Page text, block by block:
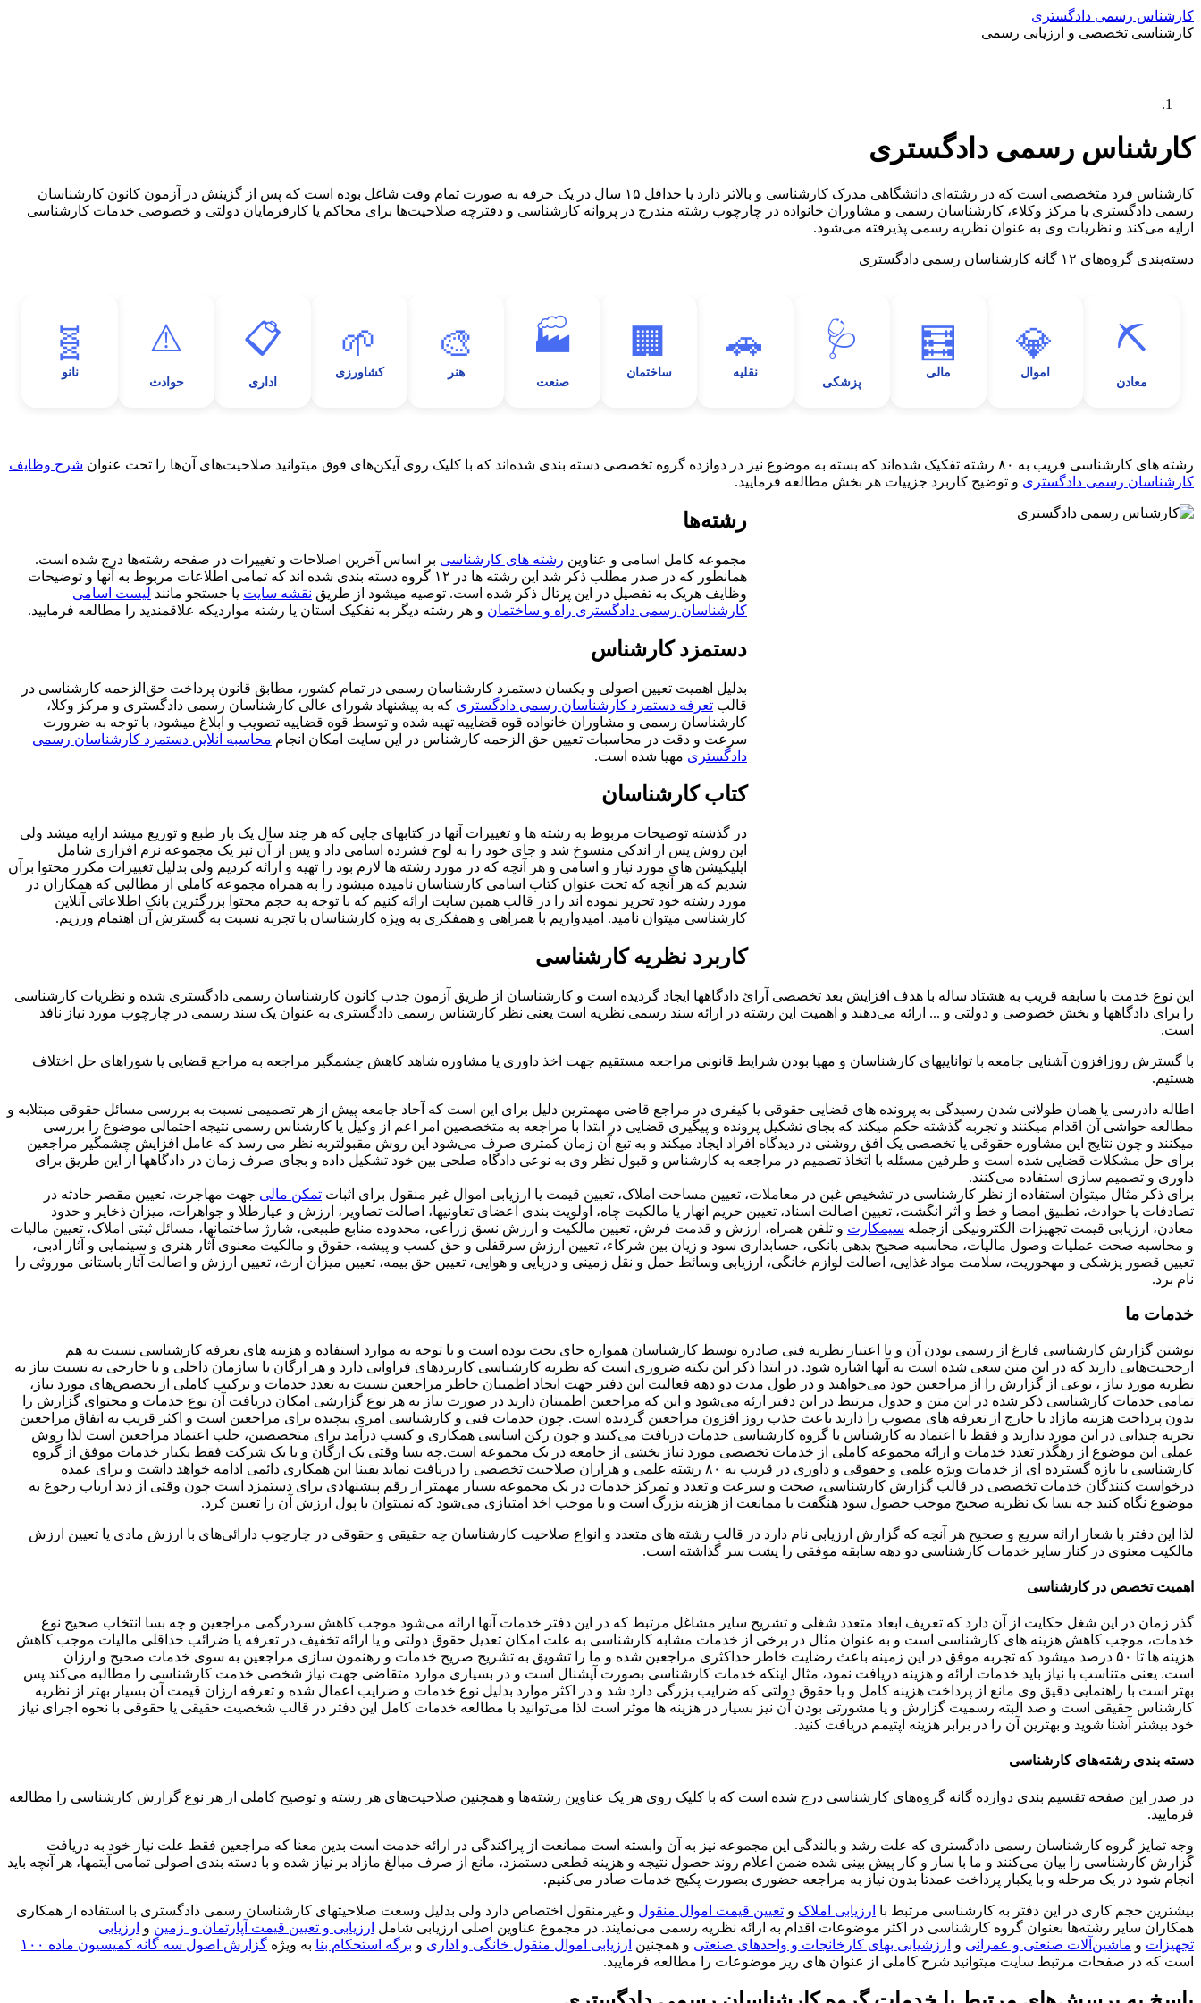
کارشناس رسمی دادگستری
کارشناسی تخصصی و ارزیابی رسمی
کارشناس رسمی دادگستری
کارشناس فرد متخصصی است که در رشته‌ای دانشگاهی مدرک کارشناسی و بالاتر دارد یا حداقل ۱۵ سال در یک حرفه به صورت تمام وقت شاغل بوده است که پس از گزینش در آزمون کانون کارشناسان
رسمی دادگستری یا مرکز وکلاء، کارشناسان رسمی و مشاوران خانواده در چارچوب رشته مندرج در پروانه کارشناسی و دفترچه صلاحیت‌ها برای محاکم یا کارفرمایان دولتی و خصوصی خدمات کارشناسی
ارایه می‌کند و نظریات وی به عنوان نظریه رسمی پذیرفته می‌شود.
دسته‌بندی گروه‌های ۱۲ گانه کارشناسان رسمی دادگستری
⛏️
معادن
💎
اموال
🧮
مالی
🩺
پزشکی
🚗
نقلیه
🏢
ساختمان
🏭
صنعت
🎨
هنر
🌱
کشاورزی
📋
اداری
⚠️
حوادث
🧬
نانو
رشته های کارشناسی قریب به ۸۰ رشته تفکیک شده‌اند که بسته به موضوع نیز در دوازده گروه تخصصی دسته بندی شده‌اند که با کلیک روی آیکن‌های فوق میتوانید صلاحیت‌های آن‌ها را تحت عنوان
شرح وظایف
کارشناسان رسمی دادگستری و توضیح کاربرد جزییات هر بخش‌ مطالعه فرمایید.
رشته‌ها
مجموعه کامل اسامی و عناوین رشته های کارشناسی بر اساس آخرین اصلاحات و تغییرات در صفحه رشته‌ها درج شده است.
همانطور که در صدر مطلب ذکر شد این رشته ها در ۱۲ گروه دسته بندی شده اند که تمامی اطلاعات مربوط به آنها و توضیحات
وظایف هریک به تفصیل در این پرتال ذکر شده است. توصیه میشود از طریق نقشه سایت یا جستجو مانند لیست اسامی
کارشناسان رسمی دادگستری راه و ساختمان و هر رشته دیگر به تفکیک استان یا رشته مواردیکه علاقمندید را مطالعه فرمایید.
دستمزد کارشناس
بدلیل اهمیت تعیین اصولی و یکسان دستمزد کارشناسان رسمی در تمام کشور، مطابق قانون پرداخت حق‌الزحمه کارشناسی در
قالب تعرفه دستمزد کارشناسان رسمی دادگستری که به پیشنهاد شورای عالی کارشناسان رسمی دادگستری و مرکز وکلا،
کارشناسان رسمی و مشاوران خانواده قوه قضاییه تهیه شده و توسط قوه قضاییه تصویب و ابلاغ میشود، با توجه به ضرورت
سرعت و دقت در محاسبات تعیین حق الزحمه کارشناس در این سایت امکان انجام محاسبه آنلاین دستمزد کارشناسان رسمی
دادگستری مهیا شده است.
کتاب کارشناسان
در گذشته توضیحات مربوط به رشته ها و تغییرات آنها در کتابهای چاپی که هر چند سال یک بار طبع و توزیع میشد اراپه میشد ولی
این روش پس از اندکی منسوخ شد و جای خود را به لوح فشرده اسامی داد و پس از آن نیز یک مجموعه نرم افزاری شامل
اپلیکیشن های مورد نیاز و اسامی و هر آنچه که در مورد رشته ها لازم بود را تهیه و ارائه کردیم ولی بدلیل تغییرات مکرر محتوا برآن
شدیم که هر آنچه که تحت عنوان کتاب اسامی کارشناسان نامیده میشود را به همراه مجموعه کاملی از مطالبی که همکاران در
مورد رشته خود تحریر نموده اند را در قالب همین سایت ارائه کنیم که با توجه به حجم محتوا بزرگترین بانک اطلاعاتی آنلاین
کارشناسی میتوان نامید. امیدواریم با همراهی و همفکری به ویژه کارشناسان با تجربه نسبت به گسترش آن اهتمام ورزیم.
کاربرد نظریه کارشناسی
این نوع خدمت با سابقه قریب به هشتاد ساله با هدف افزایش بعد تخصصی آرائ دادگاهها ایجاد گردیده است و کارشناسان از طریق آزمون جذب کانون کارشناسان رسمی دادگستری شده و نظریات کارشناسی
را برای دادگاهها و بخش خصوصی و دولتی و ... ارائه می‌دهند و اهمیت این رشته در ارائه سند رسمی نظریه است یعنی نظر کارشناس رسمی دادگستری به عنوان یک سند رسمی در چارچوب مورد نیاز نافذ
است.
با گسترش روزافزون آشنایی جامعه با تواناییهای کارشناسان و مهیا بودن شرایط قانونی مراجعه مستقیم جهت اخذ داوری یا مشاوره شاهد کاهش چشمگیر مراجعه به مراجع قضایی یا شوراهای حل اختلاف
هستیم.
اطاله دادرسی یا همان طولانی شدن رسیدگی به پرونده های قضایی حقوقی یا کیفری در مراجع قاضی مهمترین دلیل برای این است که آحاد جامعه پیش از هر تصمیمی نسبت به بررسی مسائل حقوقی مبتلابه و
مطالعه حواشی آن اقدام میکنند و تجربه گذشته حکم میکند که بجای تشکیل پرونده و پیگیری قضایی در ابتدا با مراجعه به متخصصین امر اعم از وکیل یا کارشناس رسمی نتیجه احتمالی موضوع را بررسی
میکنند و چون نتایج این مشاوره حقوقی یا تخصصی یک افق روشنی در دیدگاه افراد ایجاد میکند و به تبع آن زمان کمتری صرف می‌شود این روش مقبولتربه نظر می رسد که عامل افزایش چشمگیر مراجعین
برای حل مشکلات قضایی شده است و طرفین مسئله با اتخاذ تصمیم در مراجعه به کارشناس و قبول نظر وی به نوعی دادگاه صلحی بین خود تشکیل داده و بجای صرف زمان در دادگاهها از این طریق برای
داوری و تصمیم سازی استفاده می‌کنند.
برای ذکر مثال میتوان استفاده از نظر کارشناسی در تشخیص غبن در معاملات، تعیین مساحت املاک، تعیین قیمت یا ارزیابی اموال غیر منقول برای اثبات تمکن مالی جهت مهاجرت، تعیین مقصر حادثه در
تصادفات یا حوادث، تطبیق امضا و خط و اثر انگشت، تعیین اصالت اسناد، تعیین حریم انهار یا مالکیت چاه، اولویت بندی اعضای تعاونیها، اصالت تصاویر، ارزش و عیارطلا و جواهرات، میزان ذخایر و حدود
معادن، ارزیابی قیمت تجهیزات الکترونیکی ازجمله سیمکارت و تلفن همراه، ارزش و قدمت فرش، تعیین مالکیت و ارزش نسق زراعی، محدوده منابع طبیعی، شارژ ساختمانها، مسائل ثبتی املاک، تعیین مالیات
و محاسبه صحت عملیات وصول مالیات، محاسبه صحیح بدهی بانکی، حسابداری سود و زیان بین شرکاء، تعیین ارزش سرقفلی و حق کسب و پیشه، حقوق و مالکیت معنوی آثار هنری و سینمایی و آثار ادبی،
تعیین قصور پزشکی و مهجوریت، سلامت مواد غذایی، اصالت لوازم خانگی، ارزیابی وسائط حمل و نقل زمینی و دریایی و هوایی، تعیین حق بیمه، تعیین میزان ارث، تعیین ارزش و اصالت آثار باستانی موروثی را
نام برد.
خدمات ما
نوشتن گزارش کارشناسی فارغ از رسمی بودن آن و یا اعتبار نظریه فنی صادره توسط کارشناسان همواره جای بحث بوده است و با توجه به موارد استفاده و هزینه های تعرفه کارشناسی نسبت به هم
ارجحیت‌هایی دارند که در این متن سعی شده است به آنها اشاره شود. در ابتدا ذکر این نکته ضروری است که نظریه کارشناسی کاربردهای فراوانی دارد و هر ارگان یا سازمان داخلی و یا خارجی به نسبت نیاز به
نظریه مورد نیاز ، نوعی از گزارش را از مراجعین خود می‌خواهند و در طول مدت دو دهه فعالیت این دفتر جهت ایجاد اطمینان خاطر مراجعین نسبت به تعدد خدمات و ترکیب کاملی از تخصص‌های مورد نیاز،
تمامی خدمات کارشناسی ذکر شده در این متن و جدول مرتبط در این دفتر ارئه می‌شود و این که مراجعین اطمینان دارند در صورت نیاز به هر نوع گزارشی امکان دریافت آن نوع خدمات و محتوای گزارش را
بدون پرداخت هزینه مازاد یا خارج از تعرفه های مصوب را دارند باعث جذب روز افزون مراجعین گردیده است. چون خدمات فنی و کارشناسی امری پیچیده برای مراجعین است و اکثر قریب به اتفاق مراجعین
تجربه چندانی در این مورد ندارند و فقط با اعتماد به کارشناس یا گروه کارشناسی خدمات دریافت می‌کنند و چون رکن اساسی همکاری و کسب درآمد برای متخصصین، جلب اعتماد مراجعین است لذا روش
عملی این موضوع از رهگذر تعدد خدمات و ارائه مجموعه کاملی از خدمات تخصصی مورد نیاز بخشی از جامعه در یک مجموعه است.چه بسا وقتی یک ارگان و یا یک شرکت فقط یکبار خدمات موفق از گروه
کارشناسی با بازه گسترده ای از خدمات ویژه علمی و حقوقی و داوری در قریب به ۸۰ رشته علمی و هزاران صلاحیت تخصصی را دریافت نماید یقینا این همکاری دائمی ادامه خواهد داشت و برای عمده
درخواست کنندگان خدمات تخصصی در قالب گزارش کارشناسی، صحت و سرعت و تعدد و تمرکز خدمات در یک مجموعه بسیار مهمتر از رقم پیشنهادی برای دستمزد است چون وقتی از دید ارباب رجوع به
موضوع نگاه کنید چه بسا یک نظریه صحیح موجب حصول سود هنگفت یا ممانعت از هزینه بزرگ است و یا موجب اخذ امتیازی می‌شود که نمیتوان با پول ارزش آن را تعیین کرد.
لذا این دفتر با شعار ارائه سریع و صحیح هر آنچه که گزارش ارزیابی نام دارد در قالب رشته های متعدد و انواع صلاحیت کارشناسان چه حقیقی و حقوقی در چارچوب دارائی‌های با ارزش مادی یا تعیین ارزش
مالکیت معنوی در کنار سایر خدمات کارشناسی دو دهه سابقه موفقی را پشت سر گذاشته است.
اهمیت تخصص در کارشناسی
گذر زمان در این شغل حکایت از آن دارد که تعریف ابعاد متعدد شغلی و تشریح سایر مشاغل مرتبط که در این دفتر خدمات آنها ارائه می‌شود موجب کاهش سردرگمی مراجعین و چه بسا انتخاب صحیح نوع
خدمات، موجب کاهش هزینه های کارشناسی است و به عنوان مثال در برخی از خدمات مشابه کارشناسی به علت امکان تعدیل حقوق دولتی و یا ارائه تخفیف در تعرفه یا ضرائب حداقلی مالیات موجب کاهش
هزینه ها تا ۵۰ درصد میشود که تجربه موفق در این زمینه باعث رضایت خاطر حداکثری مراجعین شده و ما را تشویق به تشریح صریح خدمات و رهنمون سازی مراجعین به سوی خدمات صحیح و ارزان
است. یعنی متناسب با نیاز باید خدمات ارائه و هزینه دریافت نمود، مثال اینکه خدمات کارشناسی بصورت آپشنال است و در بسیاری موارد متقاضی جهت نیاز شخصی خدمت کارشناسی را مطالبه می‌کند پس
بهتر است با راهنمایی دقیق وی مانع از پرداخت هزینه کامل و یا حقوق دولتی که ضرایب بزرگی دارد شد و در اکثر موارد بدلیل نوع خدمات و ضرایب اعمال شده و تعرفه ارزان قیمت آن بسیار بهتر از نظریه
کارشناس حقیقی است و صد البته رسمیت گزارش و یا مشورتی بودن آن نیز بسیار در هزینه ها موثر است لذا می‌توانید با مطالعه خدمات کامل این دفتر در قالب شخصیت حقیقی یا حقوقی با نحوه اجرای نیاز
خود بیشتر آشنا شوید و بهترین آن را در برابر هزینه اپتیمم دریافت کنید.
دسته بندی رشته‌های کارشناسی
در صدر این صفحه تقسیم بندی دوازده گانه گروه‌های کارشناسی درج شده است که با کلیک روی هر یک عناوین رشته‌ها و همچنین صلاحیت‌های هر رشته و توضیح کاملی از هر نوع گزارش کارشناسی را مطالعه
فرمایید.
وجه تمایز گروه کارشناسان رسمی دادگستری که علت رشد و بالندگی این مجموعه نیز به آن وابسته است ممانعت از پراکندگی در ارائه خدمت است بدین معنا که مراجعین فقط علت نیاز خود به دریافت
گزارش کارشناسی را بیان می‌کنند و ما با ساز و کار پیش بینی شده ضمن اعلام روند حصول نتیجه و هزینه قطعی دستمزد، مانع از صرف مبالغ مازاد بر نیاز شده و با دسته بندی اصولی تمامی آیتمها، هر آنچه باید
انجام شود در یک مرحله و با یکبار پرداخت عمدتا بدون نیاز به مراجعه حضوری بصورت پکیج خدمات صادر می‌کنیم.
بیشترین حجم کاری در این دفتر به کارشناسی مرتبط با ارزیابی املاک و تعیین قیمت اموال منقول و غیرمنقول اختصاص دارد ولی بدلیل وسعت صلاحیتهای کارشناسان رسمی دادگستری با استفاده از همکاری
همکاران سایر رشته‌ها بعنوان گروه کارشناسی در اکثر موضوعات اقدام به ارائه نظریه رسمی می‌نمایند. در مجموع عناوین اصلی ارزیابی شامل ارزیابی و تعیین قیمت آپارتمان و زمین و ارزیابی
تجهیزات و ماشین‌آلات صنعتی و عمرانی و ارزشیابی بهای کارخانجات و واحدهای صنعتی و همچنین ارزیابی اموال منقول خانگی و اداری و برگه استحکام بنا به ویژه گزارش اصول سه گانه کمیسیون ماده ۱۰۰
است که در صفحات مرتبط سایت میتوانید شرح کاملی از عنوان های ریز موضوعات را مطالعه فرمایید.